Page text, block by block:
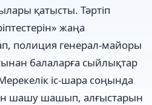
қатысты. Тәртіп
жаңа
полиция генерал-майоры
балаларға сыйлықтар
іс-шара соңында
шашу шашып, алғыстарын